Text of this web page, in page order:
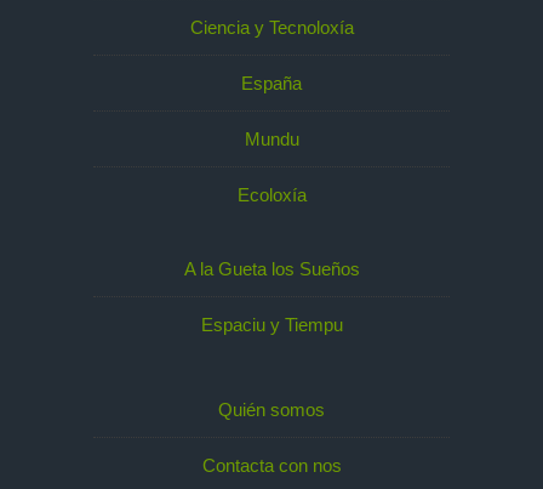
Ciencia y Tecnoloxía
España
Mundu
Ecoloxía
A la Gueta los Sueños
Espaciu y Tiempu
Quién somos
Contacta con nos